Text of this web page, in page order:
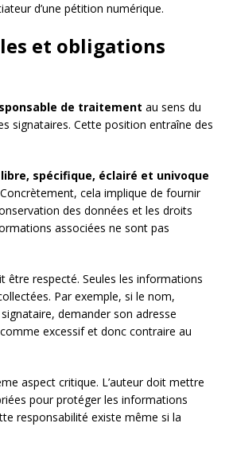
d’une pétition numérique.
et obligations
de traitement au sens du
signataires. Cette position entraîne des
spécifique, éclairé et univoque
cela implique de fournir
des données et les droits
associées ne sont pas
être respecté. Seules les informations
Par exemple, si le nom,
demander son adresse
excessif et donc contraire au
aspect critique. L’auteur doit mettre
pour protéger les informations
responsabilité existe même si la